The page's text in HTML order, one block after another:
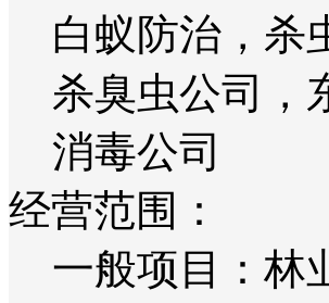
白蚁防治，杀
杀臭虫公司，
消毒公司
经营范围：
一般项目：林